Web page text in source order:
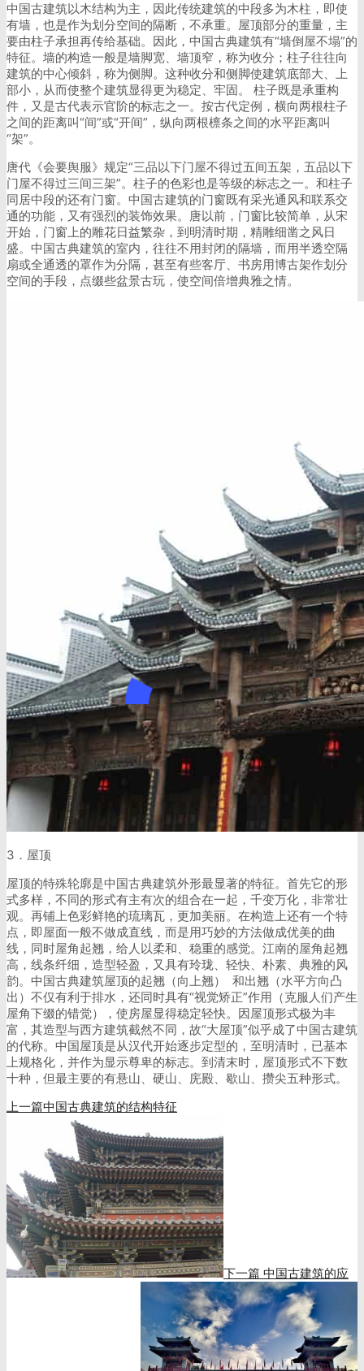
中国古建筑以木结构为主，因此传统建筑的中段多为木柱，即使
有墙，也是作为划分空间的隔断，不承重。屋顶部分的重量，主
要由柱子承担再传给基础。因此，中国古典建筑有“墙倒屋不塌”的
特征。墙的构造一般是墙脚宽、墙顶窄，称为收分；柱子往往向
建筑的中心倾斜，称为侧脚。这种收分和侧脚使建筑底部大、上
部小，从而使整个建筑显得更为稳定、牢固。 柱子既是承重构
件，又是古代表示官阶的标志之一。按古代定例，横向两根柱子
之间的距离叫“间”或“开间”，纵向两根檩条之间的水平距离叫
“架”。
唐代《会要舆服》规定“三品以下门屋不得过五间五架，五品以下
门屋不得过三间三架”。柱子的色彩也是等级的标志之一。和柱子
同居中段的还有门窗。中国古建筑的门窗既有采光通风和联系交
通的功能，又有强烈的装饰效果。唐以前，门窗比较简单，从宋
开始，门窗上的雕花日益繁杂，到明清时期，精雕细凿之风日
盛。中国古典建筑的室内，往往不用封闭的隔墙，而用半透空隔
扇或全通透的罩作为分隔，甚至有些客厅、书房用博古架作划分
空间的手段，点缀些盆景古玩，使空间倍增典雅之情。
3．屋顶
屋顶的特殊轮廓是中国古典建筑外形最显著的特征。首先它的形
式多样，不同的形式有主有次的组合在一起，千变万化，非常壮
观。再铺上色彩鲜艳的琉璃瓦，更加美丽。在构造上还有一个特
点，即屋面一般不做成直线，而是用巧妙的方法做成优美的曲
线，同时屋角起翘，给人以柔和、稳重的感觉。江南的屋角起翘
高，线条纤细，造型轻盈，又具有玲珑、轻快、朴素、典雅的风
韵。中国古典建筑屋顶的起翘（向上翘） 和出翘（水平方向凸
出）不仅有利于排水，还同时具有“视觉矫正”作用（克服人们产生
屋角下缀的错觉），使房屋显得稳定轻快。因屋顶形式极为丰
富，其造型与西方建筑截然不同，故“大屋顶”似乎成了中国古建筑
的代称。中国屋顶是从汉代开始逐步定型的，至明清时，已基本
上规格化，并作为显示尊卑的标志。到清末时，屋顶形式不下数
十种，但最主要的有悬山、硬山、庑殿、歇山、攒尖五种形式。
上一篇中国古典建筑的结构特征
下一篇 中国古建筑的应